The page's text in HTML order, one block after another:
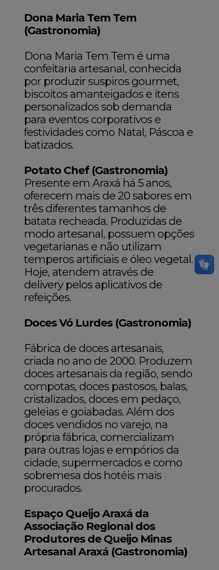
Dona Maria Tem Tem
(Gastronomia)
Dona Maria Tem Tem é uma
confeitaria artesanal, conhecida
por produzir suspiros gourmet,
biscoitos amanteigados e itens
personalizados sob demanda
para eventos corporativos e
festividades como Natal, Páscoa e
batizados.
Potato Chef (Gastronomia)
Presente em Araxá há 5 anos,
oferecem mais de 20 sabores em
três diferentes tamanhos de
batata recheada. Produzidas de
modo artesanal, possuem opções
vegetarianas e não utilizam
temperos artificiais e óleo vegetal.
Hoje, atendem através de
delivery pelos aplicativos de
refeições.
Doces Vó Lurdes (Gastronomia)
Fábrica de doces artesanais,
criada no ano de 2000. Produzem
doces artesanais da região, sendo
compotas, doces pastosos, balas,
cristalizados, doces em pedaço,
geleias e goiabadas. Além dos
doces vendidos no varejo, na
própria fábrica, comercializam
para outras lojas e empórios da
cidade, supermercados e como
sobremesa dos hotéis mais
procurados.
Espaço Queijo Araxá da
Associação Regional dos
Produtores de Queijo Minas
Artesanal Araxá (Gastronomia)